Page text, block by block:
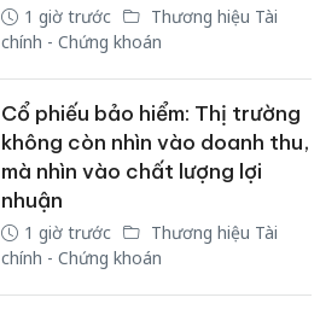
1 giờ trước
Thương hiệu Tài
chính - Chứng khoán
Cổ phiếu bảo hiểm: Thị trường
không còn nhìn vào doanh thu,
mà nhìn vào chất lượng lợi
nhuận
1 giờ trước
Thương hiệu Tài
chính - Chứng khoán